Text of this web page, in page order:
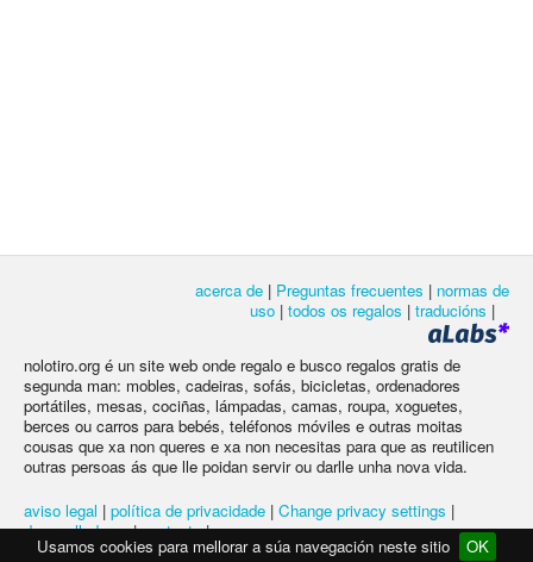
Usamos cookies para mellorar a súa navegación neste sitio OK
acerca de | Preguntas frecuentes | normas de
uso | todos os regalos | traducións |
nolotiro.org é un site web onde regalo e busco regalos gratis de
segunda man: mobles, cadeiras, sofás, bicicletas, ordenadores
portátiles, mesas, cociñas, lámpadas, camas, roupa, xoguetes,
berces ou carros para bebés, teléfonos móviles e outras moitas
cousas que xa non queres e xa non necesitas para que as reutilicen
outras persoas ás que lle poidan servir ou darlle unha nova vida.
aviso legal | política de privacidade | Change privacy settings |
desarrolladores|contacto|